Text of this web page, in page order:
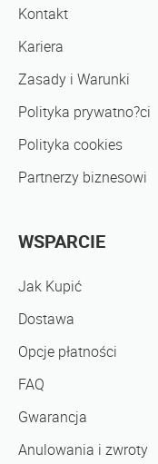
Kontakt
Kariera
Zasady i Warunki
Polityka prywatno?ci
Polityka cookies
Partnerzy biznesowi
WSPARCIE
Jak Kupić
Dostawa
Opcje płatności
FAQ
Gwarancja
Anulowania i zwroty